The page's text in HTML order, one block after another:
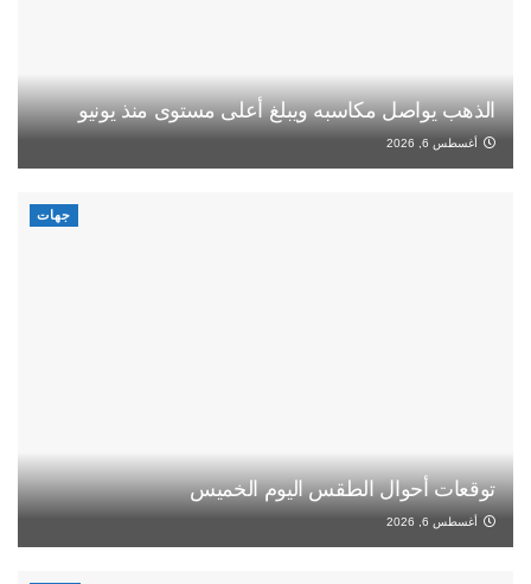
الذهب يواصل مكاسبه ويبلغ أعلى مستوى منذ يونيو
أغسطس 6, 2026
جهات
توقعات أحوال الطقس اليوم الخميس
أغسطس 6, 2026